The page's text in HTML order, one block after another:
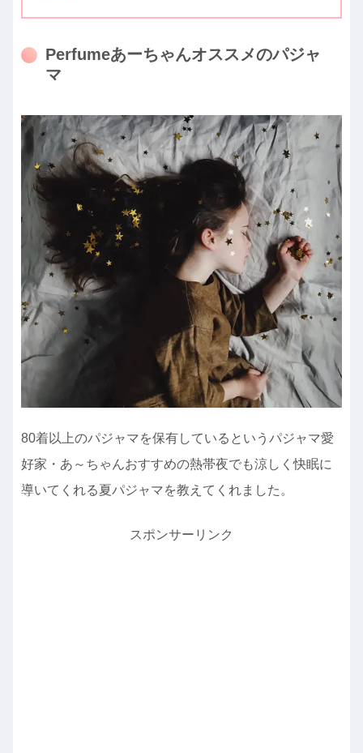
Perfumeあーちゃんオススメのパジャ
マ
80着以上のパジャマを保有しているというパジャマ愛
好家・あ～ちゃんおすすめの熱帯夜でも涼しく快眠に
導いてくれる夏パジャマを教えてくれました。
スポンサーリンク